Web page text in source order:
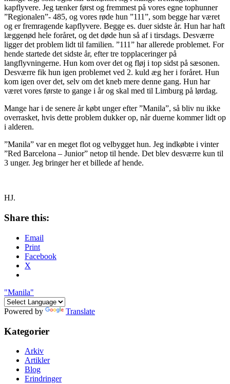
kapflyvere. Jeg tænker først og fremmest på vores egne tophunner
”Regionalen”- 485, og vores røde hun ”111”, som begge har været
og er fremragende kapflyvere. Begge es. duer sidste år. Hun har haft
læggenød hele foråret, og det døde hun så af i tirsdags. Desværre
ligger det problem lidt til familien. ”111” har allerede problemet. For
hende startede det sidste år, efter tre topplaceringer på
langflyvningerne. Hun kom over det og fløj i top sidst på sæsonen.
Desværre fik hun igen problemet ved 2. kuld æg her i foråret. Hun
kom igen over det, selv om det kneb mere denne gang. Hun har
været vores første to gange i år og skal med til Limburg på lørdag.
Mange har i de senere år købt unger efter ”Manila”, så bliv nu ikke
overrasket, hvis dette problem dukker op, når duerne kommer lidt op
i alderen.
”Manila” var en meget flot og velbygget hun. Jeg indkøbte i vinter
”Red Barcelona – Junior” netop til hende. Det blev desværre kun til
3 unger. Jeg bringer her et billede af hende.
HJ.
Share this:
Email
Print
Facebook
X
"Manila"
Powered by Translate
Kategorier
Arkiv
Artikler
Blog
Erindringer